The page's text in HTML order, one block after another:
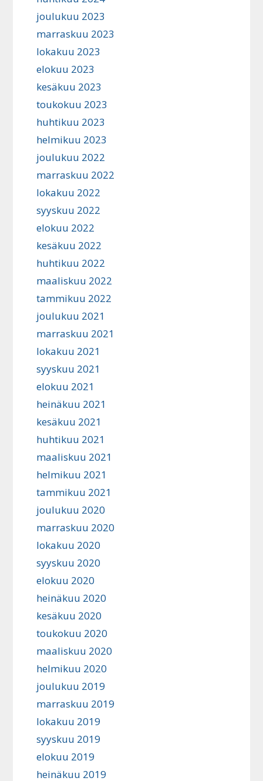
joulukuu 2023
marraskuu 2023
lokakuu 2023
elokuu 2023
kesäkuu 2023
toukokuu 2023
huhtikuu 2023
helmikuu 2023
joulukuu 2022
marraskuu 2022
lokakuu 2022
syyskuu 2022
elokuu 2022
kesäkuu 2022
huhtikuu 2022
maaliskuu 2022
tammikuu 2022
joulukuu 2021
marraskuu 2021
lokakuu 2021
syyskuu 2021
elokuu 2021
heinäkuu 2021
kesäkuu 2021
huhtikuu 2021
maaliskuu 2021
helmikuu 2021
tammikuu 2021
joulukuu 2020
marraskuu 2020
lokakuu 2020
syyskuu 2020
elokuu 2020
heinäkuu 2020
kesäkuu 2020
toukokuu 2020
maaliskuu 2020
helmikuu 2020
joulukuu 2019
marraskuu 2019
lokakuu 2019
syyskuu 2019
elokuu 2019
heinäkuu 2019